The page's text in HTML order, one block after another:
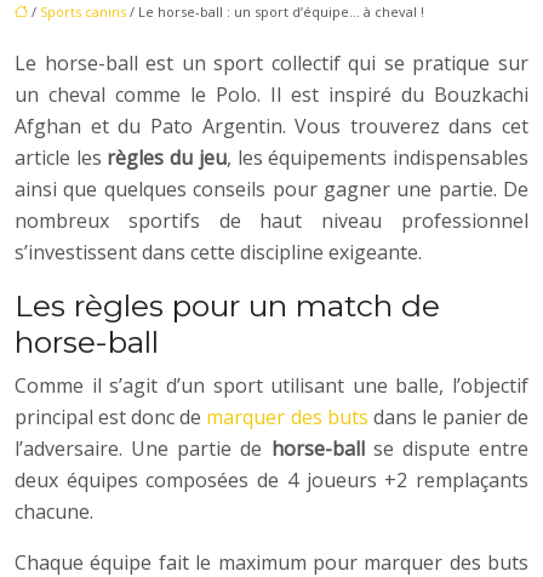
/ Sports canins / Le horse-ball : un sport d’équipe… à cheval !
Le horse-ball est un sport collectif qui se pratique sur
un cheval comme le Polo. Il est inspiré du Bouzkachi
Afghan et du Pato Argentin. Vous trouverez dans cet
article les règles du jeu, les équipements indispensables
ainsi que quelques conseils pour gagner une partie. De
nombreux sportifs de haut niveau professionnel
s’investissent dans cette discipline exigeante.
Les règles pour un match de
horse-ball
Comme il s’agit d’un sport utilisant une balle, l’objectif
principal est donc de marquer des buts dans le panier de
l’adversaire. Une partie de horse-ballse dispute entre
deux équipes composées de 4 joueurs +2 remplaçants
chacune.
Chaque équipe fait le maximum pour marquer des buts